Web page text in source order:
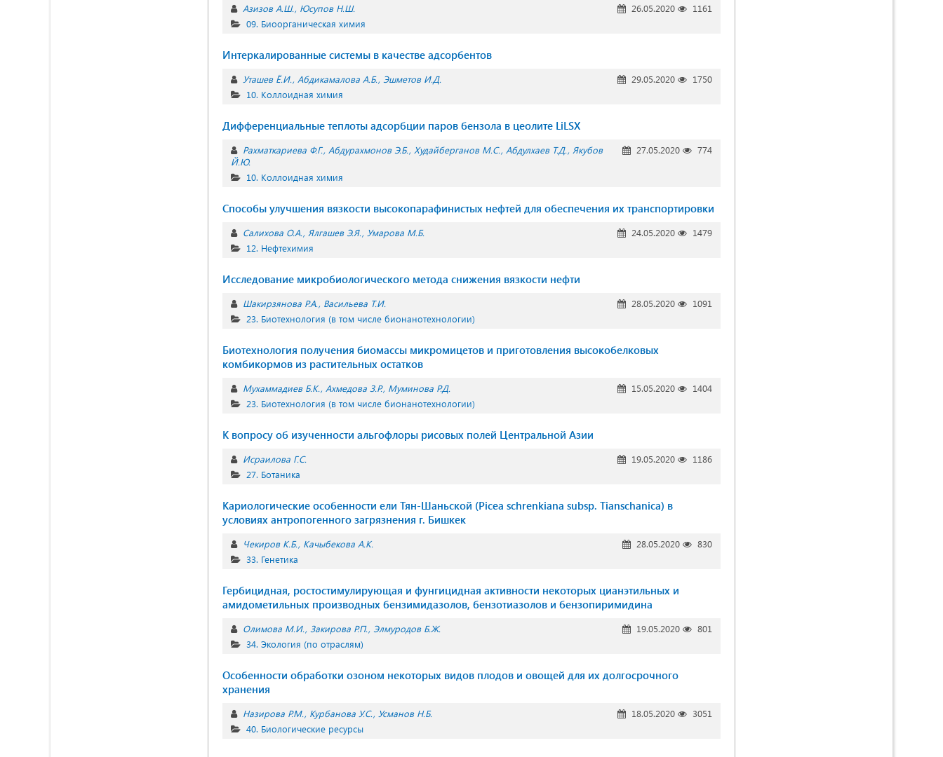
Азизов А.Ш. Юсупов Н.Ш. 26.05.2020
1161
09. Биоорганическая химия
Интеркалированные системы в качестве адсорбентов
Уташев Ё.И. Абдикамалова А.Б. Эшметов И.Д. 29.05.2020
1750
10. Коллоидная химия
Дифференциальные теплоты адсорбции паров бензола в цеолите LiLSX
Рахматкариева Ф.Г. Абдурахмонов Э.Б. Худайберганов М.С. Абдулхаев Т.Д. Якубов
Й.Ю.
27.05.2020 774
10. Коллоидная химия
Способы улучшения вязкости высокопарафинистых нефтей для обеспечения их транспортировки
Салихова О.А. Ялгашев Э.Я. Умарова М.Б. 24.05.2020
1479
12. Нефтехимия
Исследование микробиологического метода снижения вязкости нефти
Шакирзянова Р.А. Васильева Т.И. 28.05.2020
1091
23. Биотехнология (в том числе бионанотехнологии)
Биотехнология получения биомассы микромицетов и приготовления высокобелковых
комбикормов из растительных остатков
Мухаммадиев Б.К. Ахмедова З.Р. Муминова Р.Д. 15.05.2020
1404
23. Биотехнология (в том числе бионанотехнологии)
К вопросу об изученности альгофлоры рисовых полей Центральной Азии
Исраилова Г.С. 19.05.2020
1186
27. Ботаника
Кариологические особенности ели Тян-Шаньской (Picea schrenkiana subsp. Tianschanica) в
условиях антропогенного загрязнения г. Бишкек
Чекиров К.Б. Качыбекова А.К. 28.05.2020
830
33. Генетика
Гербицидная, ростостимулирующая и фунгицидная активности некоторых цианэтильных и
амидометильных производных бензимидазолов, бензотиазолов и бензопиримидина
Олимова М.И. Закирова Р.П. Элмуродов Б.Ж. 19.05.2020
801
34. Экология (по отраслям)
Особенности обработки озоном некоторых видов плодов и овощей для их долгосрочного
хранения
Назирова Р.М. Курбанова У.С. Усманов Н.Б. 18.05.2020
3051
40. Биологические ресурсы